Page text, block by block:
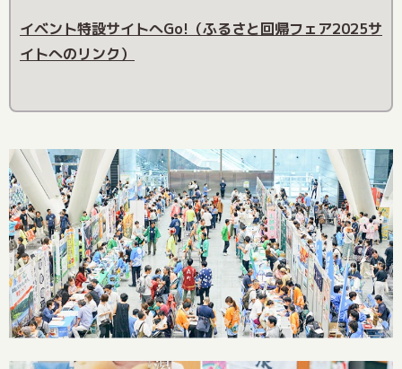
イベント特設サイトへGo!（ふるさと回帰フェア2025サ
イトへのリンク）